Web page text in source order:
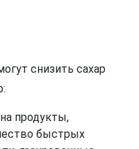
снизить сахар
продукты,
быстрых